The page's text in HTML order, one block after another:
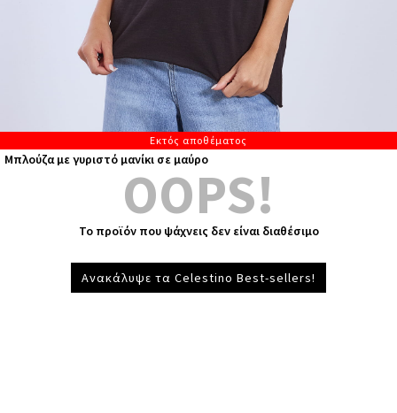
Εκτός αποθέματος
Μπλούζα με γυριστό μανίκι σε μαύρο
OOPS!
Το προϊόν που ψάχνεις δεν είναι διαθέσιμο
Ανακάλυψε τα Celestino Best-sellers!